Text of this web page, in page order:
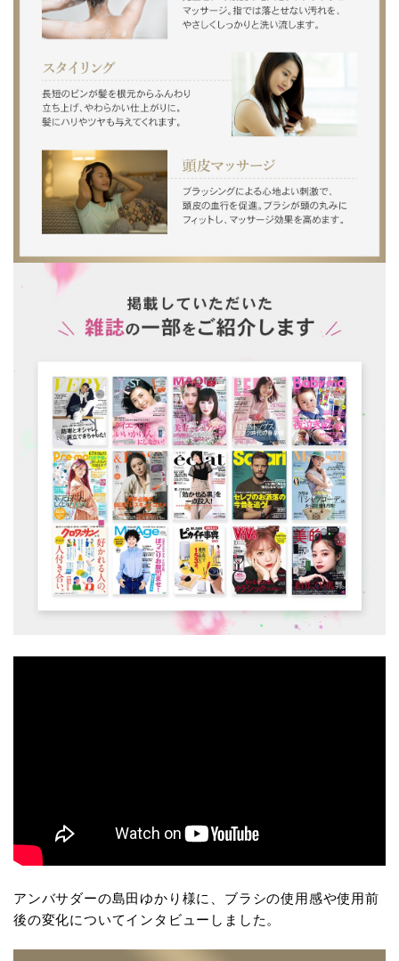
アンバサダーの島田ゆかり様に、ブラシの使用感や使用前
後の変化についてインタビューしました。